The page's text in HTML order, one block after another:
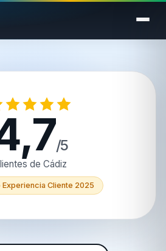
/5
de Cádiz
Experiencia Cliente 2025